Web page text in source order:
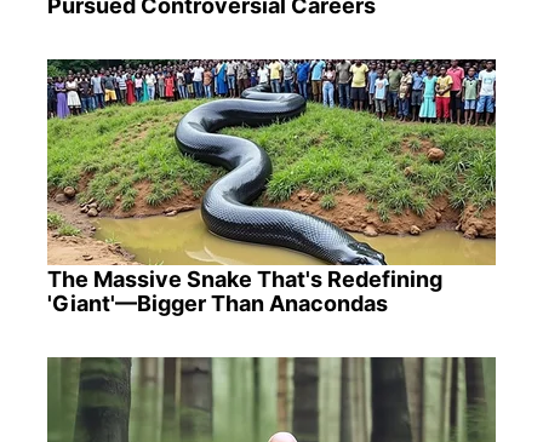
Pursued Controversial Careers
The Massive Snake That's Redefining
'Giant'—Bigger Than Anacondas